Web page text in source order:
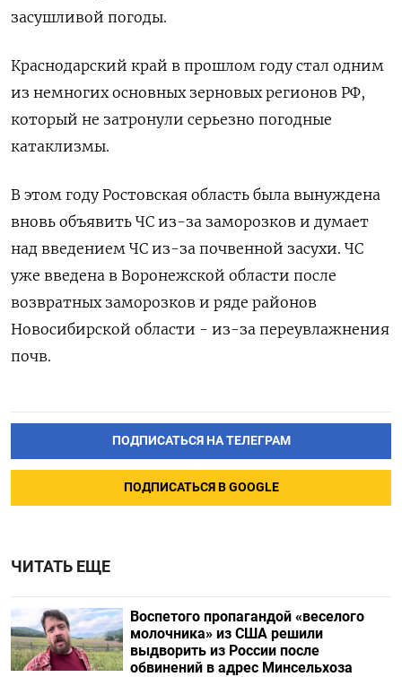
засушливой погоды.
Краснодарский край в прошлом году стал одним
из немногих основных зерновых регионов РФ,
который не затронули серьезно погодные
катаклизмы.
В этом году Ростовская область была вынуждена
вновь объявить ЧС из-за заморозков и думает
над введением ЧС из-за почвенной засухи. ЧС
уже введена в Воронежской области после
возвратных заморозков и ряде районов
Новосибирской области - из-за переувлажнения
почв.
ПОДПИСАТЬСЯ НА ТЕЛЕГРАМ
ПОДПИСАТЬСЯ В GOOGLE
ЧИТАТЬ ЕЩЕ
Воспетого пропагандой «веселого
молочника» из США решили
выдворить из России после
обвинений в адрес Минсельхоза